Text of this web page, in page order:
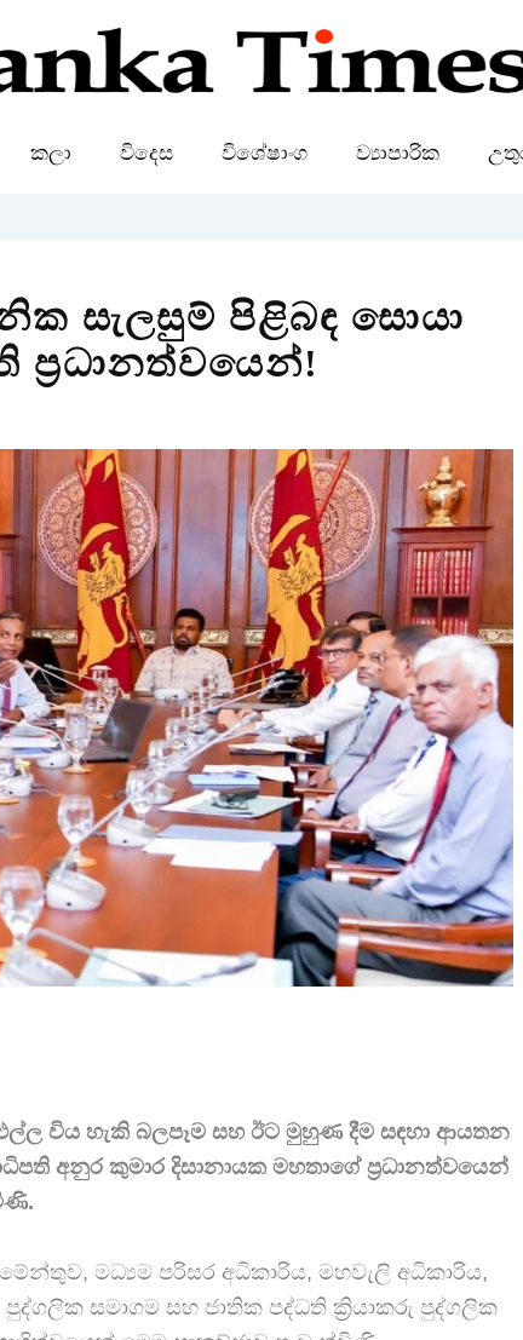
කලා විදෙස විශේෂාංග ව්‍යාපාරික
සැලසුම් පිළිබඳ සොයා
ප්‍රධානත්වයෙන්!
විය හැකි බලපෑම සහ ඊට මුහුණ දීම සඳහා ආයතන
අනුර කුමාර දිසානායක මහතාගේ ප්‍රධානත්වයෙන්
මධ්‍යම පරිසර අධිකාරිය, මහවැලි අධිකාරිය,
සමාගම සහ ජාතික පද්ධති ක්‍රියාකරු පුද්ගලික